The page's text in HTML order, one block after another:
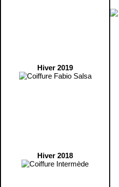
Hiver 2019
Hiver 2018